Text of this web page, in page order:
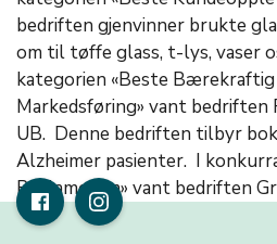
bedriften gjenvinner brukte
om til tøffe glass, t-lys, vaser
kategorien «Beste Bærekraftig
Markedsføring» vant bedriften
UB. Denne bedriften tilbyr
Alzheimer pasienter. I
Reklamefilm» vant bedriften